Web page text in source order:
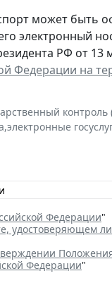
может быть
электронный
РФ от 13
Федерации на
контроль
,электронные
Федерации"
удостоверяющем
Федерации"